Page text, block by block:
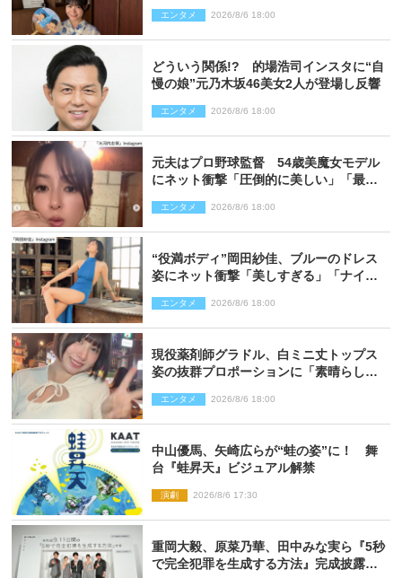
エンタメ 2026/8/6 18:00
どういう関係!? 的場浩司インスタに“自
慢の娘”元乃木坂46美女2人が登場し反響
エンタメ 2026/8/6 18:00
元夫はプロ野球監督 54歳美魔女モデル
にネット衝撃「圧倒的に美しい」「最強
エンタメ 2026/8/6 18:00
“役満ボディ”岡田紗佳、ブルーのドレス
姿にネット衝撃「美しすぎる」「ナイ
エンタメ 2026/8/6 18:00
現役薬剤師グラドル、白ミニ丈トップス
姿の抜群プロポーションに「素晴らしす
エンタメ 2026/8/6 18:00
中山優馬、矢崎広らが“蛙の姿”に！ 舞
台『蛙昇天』ビジュアル解禁
演劇 2026/8/6 17:30
重岡大毅、原菜乃華、田中みな実ら『5秒
で完全犯罪を生成する方法』完成披露に